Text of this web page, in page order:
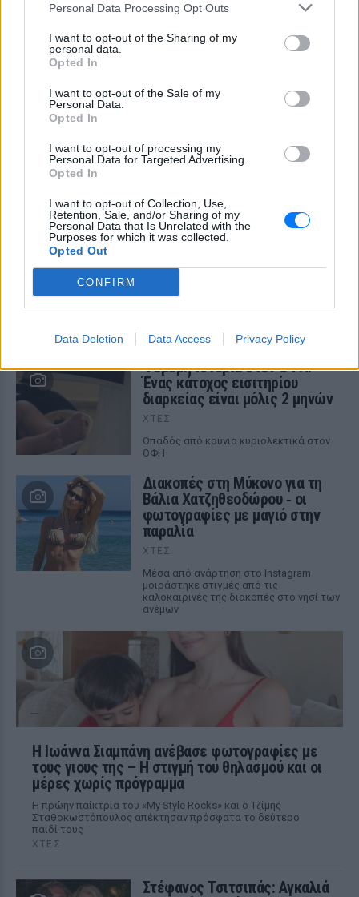
Personal Data Processing Opt Outs
I want to opt-out of the Sharing of my
personal data.
Opted In
I want to opt-out of the Sale of my
Personal Data.
Opted In
I want to opt-out of processing my
Personal Data for Targeted Advertising.
Opted In
I want to opt-out of Collection, Use,
Retention, Sale, and/or Sharing of my
Personal Data that Is Unrelated with the
Purposes for which it was collected.
Opted Out
CONFIRM
Data Deletion Data Access Privacy Policy
ΔΕΙΤΕ ΕΠΙΣΗΣ
Ατύχημα για τον Ιβάν Σβιτάιλο
στην Κέρκυρα: «Θα σηκωθώ πιο
θάρρους
Φοβερή ιστορία στον ΟΦΗ:
Ένας κάτοχος εισιτηρίου
διαρκείας είναι μόλις 2 μηνών
ΧΤΕΣ
Οπαδός από κούνια κυριολεκτικά στον
ΟΦΗ
Διακοπές στη Μύκονο για τη
Βάλια Χατζηθεοδώρου ‑ οι
φωτογραφίες με μαγιό στην
παραλία
ΧΤΕΣ
Μέσα από ανάρτηση στο Instagram
μοιράστηκε στιγμές από τις
καλοκαιρινές της διακοπές στο νησί των
ανέμων
H Ιωάννα Σιαμπάνη ανέβασε φωτογραφίες με
τους γιους της – Η στιγμή του θηλασμού και οι
μέρες χωρίς πρόγραμμα
Η πρώην παίκτρια του «My Style Rocks» και ο Τζίμης
Σταθοκωστόπουλος απέκτησαν πρόσφατα το δεύτερο
παιδί τους
ΧΤΕΣ
Στέφανος Τσιτσιπάς: Αγκαλιά